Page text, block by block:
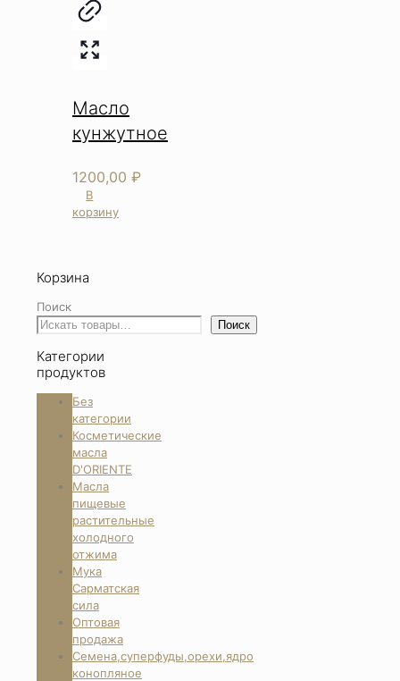
Масло
кунжутное
1200,00 ₽
В
корзину
Корзина
Поиск
Поиск
Категории
продуктов
Без
категории
Косметические
масла
D'ORIENTE
Масла
пищевые
растительные
холодного
отжима
Мука
Сарматская
сила
Оптовая
продажа
Семена,суперфуды,орехи,ядро
конопляное